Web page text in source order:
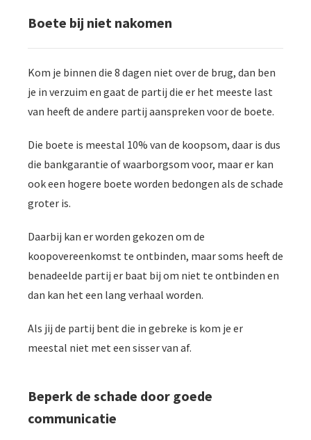
Boete bij niet nakomen
Kom je binnen die 8 dagen niet over de brug, dan ben
je in verzuim en gaat de partij die er het meeste last
van heeft de andere partij aanspreken voor de boete.
Die boete is meestal 10% van de koopsom, daar is dus
die bankgarantie of waarborgsom voor, maar er kan
ook een hogere boete worden bedongen als de schade
groter is.
Daarbij kan er worden gekozen om de
koopovereenkomst te ontbinden, maar soms heeft de
benadeelde partij er baat bij om niet te ontbinden en
dan kan het een lang verhaal worden.
Als jij de partij bent die in gebreke is kom je er
meestal niet met een sisser van af.
Beperk de schade door goede
communicatie